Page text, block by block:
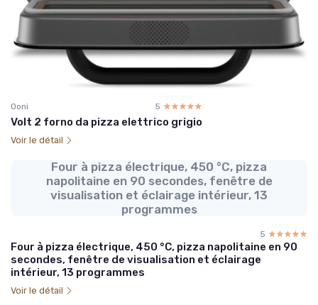
Ooni 5 ☆☆☆☆☆
★★★★★
Volt 2 forno da pizza elettrico grigio
Voir le détail
Four à pizza électrique, 450 °C, pizza
napolitaine en 90 secondes, fenêtre de
visualisation et éclairage intérieur, 13
programmes
5 ☆☆☆☆☆
★★★★★
Four à pizza électrique, 450 °C, pizza napolitaine en 90
secondes, fenêtre de visualisation et éclairage
intérieur, 13 programmes
Voir le détail